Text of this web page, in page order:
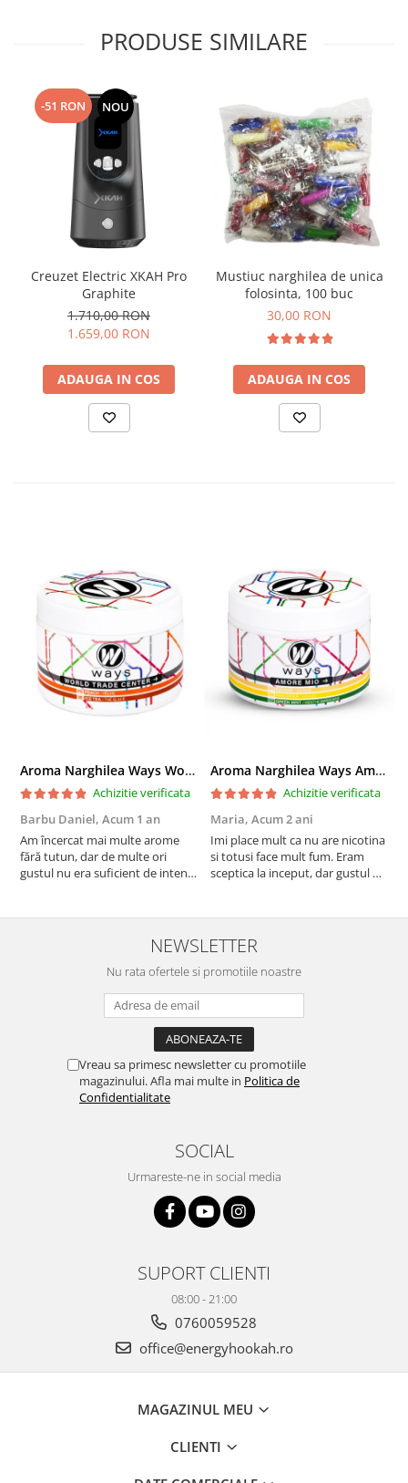
PRODUSE SIMILARE
-51 RON NOU
Creuzet Electric XKAH Pro
Graphite
1.710,00 RON
1.659,00 RON
ADAUGA IN COS
Mustiuc narghilea de unica
folosinta, 100 buc
30,00 RON
ADAUGA IN COS
Aroma Narghilea Ways World Trade Center - Piersica cu Ice Tea, 200gr
Achizitie verificata
Barbu Daniel, Acum 1 an
Am încercat mai multe arome
fără tutun, dar de multe ori
gustul nu era suficient de intens.
pe toată durata sesiunii. Chiar
dacă nu conține tutun, senzația
Aroma Narghilea Ways Amore - Banana, Ananas si Menta, 200gr
Achizitie verificata
Maria, Acum 2 ani
Imi place mult ca nu are nicotina
si totusi face mult fum. Eram
sceptica la inceput, dar gustul de
ramane miros neplacut in
camera de tutun sau tigara.
NEWSLETTER
Nu rata ofertele si promotiile noastre
Vreau sa primesc newsletter cu promotiile
magazinului. Afla mai multe in Politica de
Confidentialitate
SOCIAL
Urmareste-ne in social media
SUPORT CLIENTI
08:00 - 21:00
0760059528
office@energyhookah.ro
MAGAZINUL MEU
CLIENTI